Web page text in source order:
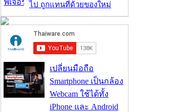
ไป ถูกแทนที่ด้วยของใหม่
เปลี่ยนมือถือ
Smartphone เป็นกล้อง
Webcam ใช้ได้ทั้ง
iPhone และ Android